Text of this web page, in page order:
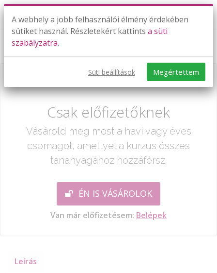
2005. május 29., II. rész / 16-18. feladat
Már csak egy lépés:
Csak előfizetőknek
Vásárold meg most a havi vagy éves
csomagot, amellyel a kurzus összes
tananyagához hozzáférsz.
ÉN IS VÁSÁROLOK
Van már előfizetésem: Belépek
Leírás
A webhely a jobb felhasználói élmény érdekében
sütiket használ. Részletekért kattints a süti
szabályzatra.
Süti beállítások Megértettem